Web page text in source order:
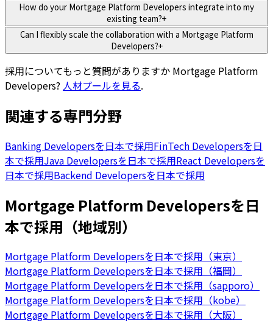
How do your Mortgage Platform Developers integrate into my
existing team?+
Can I flexibly scale the collaboration with a Mortgage Platform
Developers?+
採用についてもっと質問がありますか Mortgage Platform
Developers? 人材プールを見る.
関連する専門分野
Banking Developersを日本で採用FinTech Developersを日
本で採用Java Developersを日本で採用React Developersを
日本で採用Backend Developersを日本で採用
Mortgage Platform Developersを日
本で採用（地域別）
Mortgage Platform Developersを日本で採用（東京）
Mortgage Platform Developersを日本で採用（福岡）
Mortgage Platform Developersを日本で採用（sapporo）
Mortgage Platform Developersを日本で採用（kobe）
Mortgage Platform Developersを日本で採用（大阪）